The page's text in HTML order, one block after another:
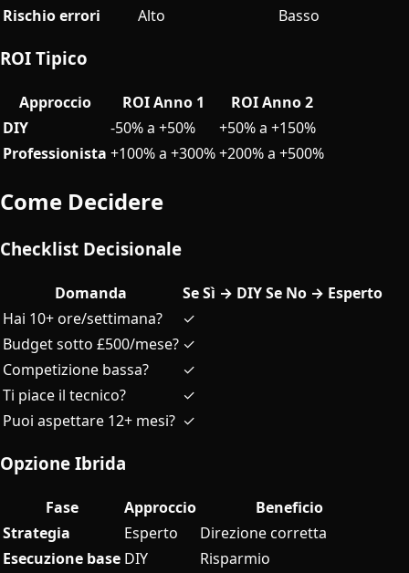
Rischio errori Alto Basso
ROI Tipico
Approccio ROI Anno 1
ROI Anno 2
DIY
-50% a +50%
+50% a +150%
Professionista +100% a +300%+200% a +500%
Come Decidere
Checklist Decisionale
Domanda Se Sì → DIYSe No → Esperto
Hai 10+ ore/settimana?
✓
Budget sotto £500/mese? ✓
Competizione bassa?
✓
Ti piace il tecnico?
✓
Puoi aspettare 12+ mesi? ✓
Opzione Ibrida
Fase Approccio
Beneficio
Strategia
Esperto
Direzione corretta
Esecuzione base DIY
Risparmio